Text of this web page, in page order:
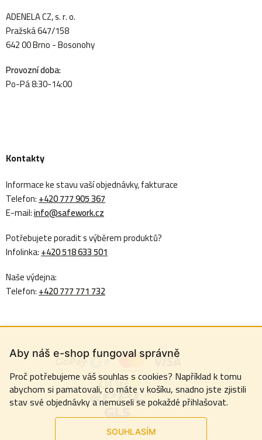
Aby náš e-shop fungoval správně
Proč potřebujeme váš souhlas s cookies? Například k tomu
abychom si pamatovali, co máte v košíku, snadno jste zjistili
stav své objednávky a nemuseli se pokaždé přihlašovat.
SOUHLASÍM
ADENELA CZ, s. r. o.
Pražská 647/158
642 00 Brno - Bosonohy
Provozní doba:
Po-Pá 8:30-14:00
Kontakty
Informace ke stavu vaší objednávky, fakturace
Telefon:+420 777 905 367
E-mail:info@safework.cz
Potřebujete poradit s výběrem produktů?
Infolinka:+420 518 633 501
Naše výdejna:
Telefon:+420 777 771 732